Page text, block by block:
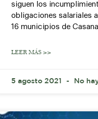
siguen los
obligaciones salariales
16 municipios de
LEER MÁS >>
5 agosto 2021 No